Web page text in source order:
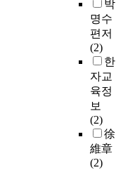
박
명수
편저
(2)
한
자교
육정
보
(2)
徐
維章
(2)